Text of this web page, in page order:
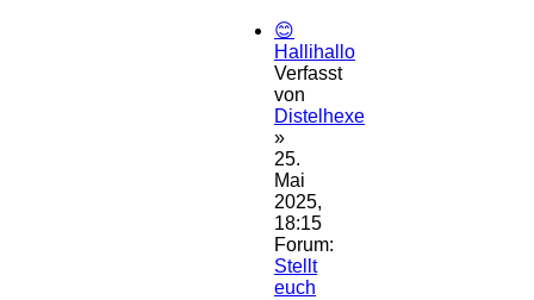
😊
Hallihallo
Verfasst
von
Distelhexe
»
25.
Mai
2025,
18:15
Forum:
Stellt
euch